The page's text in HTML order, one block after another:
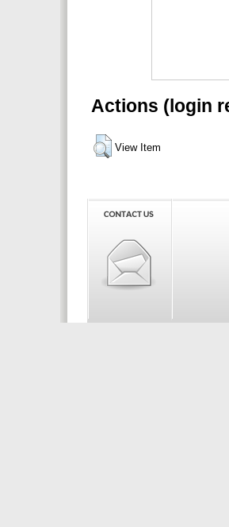
Actions (login
View Item